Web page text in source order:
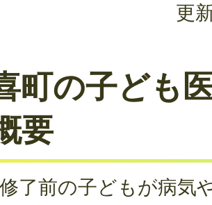
更
町の子ども
要
了前の子どもが病気